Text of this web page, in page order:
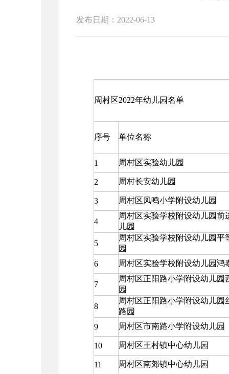
发布日期：2022-06-13
周村区2022年幼儿园名单
序号 单位名称
1 周村区实验幼儿园
2 周村长安幼儿园
3 周村区凤鸣小学附设幼儿园
4
周村区实验学校附设幼儿园前
儿园
5
周村区实验学校附设幼儿园平
园
6
周村区实验学校附设幼儿园鸿
7
周村区正阳路小学附设幼儿园
园
8
周村区正阳路小学附设幼儿园
路园
9
周村区市南路小学附设幼儿园
10 周村区王村镇中心幼儿园
11 周村区南郊镇中心幼儿园